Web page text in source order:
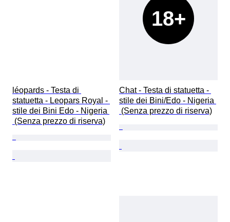
léopards - Testa di
statuetta - Leopars Royal -
stile dei Bini Edo - Nigeria
(Senza prezzo di riserva)
18+
Chat - Testa di statuetta -
stile dei Bini/Edo - Nigeria
(Senza prezzo di riserva)